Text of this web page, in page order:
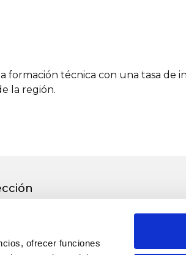
ofrecer funciones
formación técnica con una tasa de
la región.
de acceso.
y entornos digitales.
en transformación digital,